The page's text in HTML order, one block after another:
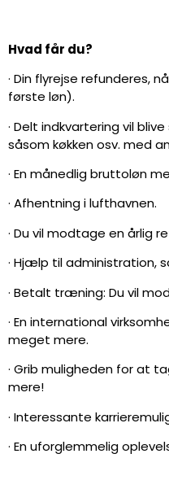
Hvad får du?
· Din flyrejse refunderes,
første løn).
· Delt indkvartering vil
såsom køkken osv. med
· En månedlig bruttoløn
· Afhentning i lufthavnen.
· Du vil modtage en årlig
· Hjælp til administration,
· Betalt træning: Du vil
· En international
meget mere.
· Grib muligheden for at
mere!
· Interessante
· En uforglemmelig